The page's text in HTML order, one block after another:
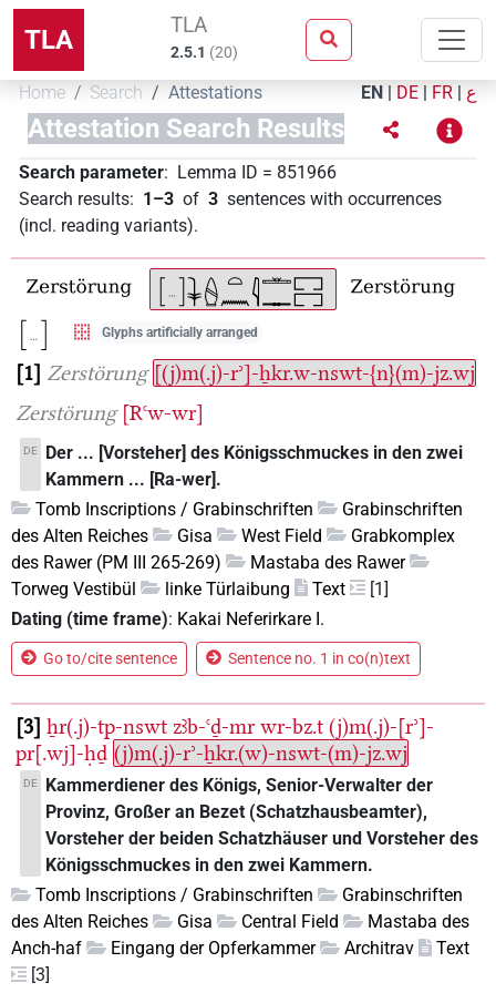
TLA TLA
2.5.1 (20)
Home Search Attestations EN | DE | FR | ع
Attestation Search Results
Search parameter: Lemma ID = 851966
Search results: 1–3 of 3 sentences with occurrences
(incl. reading variants).
Glyphs artificially arranged
1 Zerstörung [(j)m(.j)-rʾ]-ẖkr.w-nswt-{n}(m)-jz.wj
Zerstörung [Rꜥw-wr]
DE
Der ... [Vorsteher] des Königsschmuckes in den zwei
Kammern ... [Ra-wer].
Tomb Inscriptions / Grabinschriften
Grabinschriften
des Alten Reiches
Gisa West Field
Grabkomplex
des Rawer (PM III 265-269)
Mastaba des Rawer
Torweg Vestibül
linke Türlaibung Text
[1]
Dating (time frame): Kakai Neferirkare I.
Go to/cite sentence Sentence no. 1 in co(n)text
3 ẖr(.j)-tp-nswt zꜣb-ꜥḏ-mr wr-bz.t (j)m(.j)-[rʾ]-
pr[.wj]-ḥḏ (j)m(.j)-rʾ-ẖkr.(w)-nswt-(m)-jz.wj
DE
Kammerdiener des Königs, Senior-Verwalter der
Provinz, Großer an Bezet (Schatzhausbeamter),
Vorsteher der beiden Schatzhäuser und Vorsteher des
Königsschmuckes in den zwei Kammern.
Tomb Inscriptions / Grabinschriften
Grabinschriften
des Alten Reiches
Gisa Central Field
Mastaba des
Anch-haf
Eingang der Opferkammer Architrav
Text
[3]